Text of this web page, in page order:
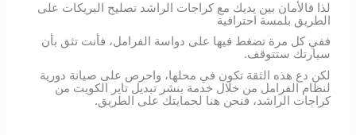
لذا فالأمان بين يديك مع كراجات الراشد تصليح البريكات على
الطريق بلمسة احترافية
ففي كل مرة تضغط فيها على دواسة الفرامل، فأنت تثق بأن
سيارتك ستتوقف.
لكن دع هذه الثقة تكون في محلها، واحرص على صيانة دورية
لنظام الفرامل من خلال خدمة بنشر تبديل تاير الكويت من
كراجات الراشد، فنحن هنا لحمايتك على الطريق.